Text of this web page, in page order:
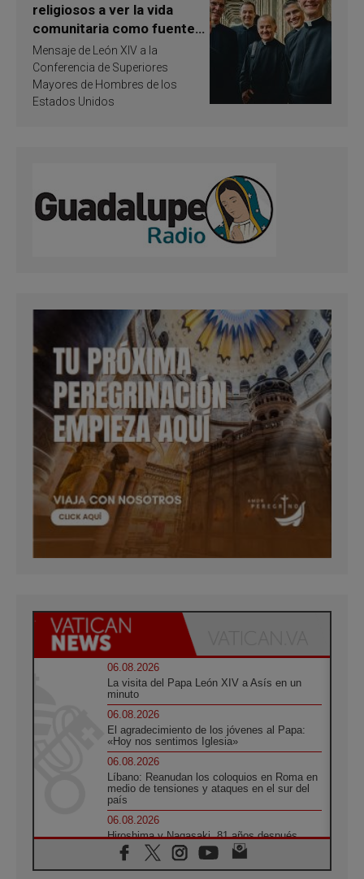
religiosos a ver la vida
comunitaria como fuente
de inspiración y
santificación
Mensaje de León XIV a la
Conferencia de Superiores
Mayores de Hombres de los
Estados Unidos
06.08.2026
La visita del Papa León XIV a Asís en un
minuto
06.08.2026
El agradecimiento de los jóvenes al Papa:
«Hoy nos sentimos Iglesia»
06.08.2026
Líbano: Reanudan los coloquios en Roma en
medio de tensiones y ataques en el sur del
país
06.08.2026
Hiroshima y Nagasaki, 81 años después.
Comienzan "Diez Días Oración por la Paz"
06.08.2026